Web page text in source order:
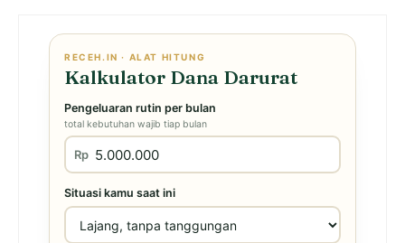
RECEH.IN · ALAT HITUNG
Kalkulator Dana Darurat
Pengeluaran rutin per bulan
total kebutuhan wajib tiap bulan
Rp
Situasi kamu saat ini